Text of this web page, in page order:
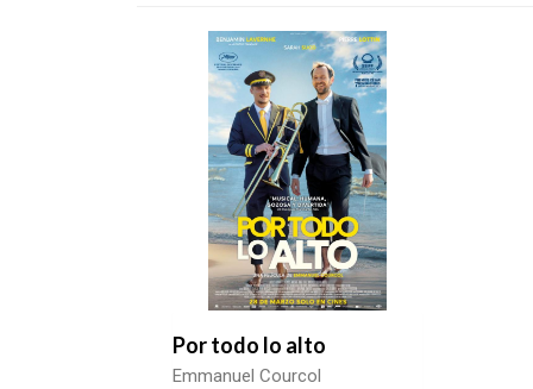
Por todo lo alto
Emmanuel Courcol